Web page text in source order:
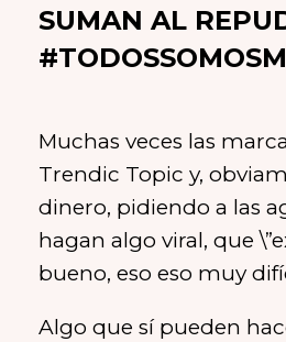
SUMAN AL
Muchas veces las
Trendic Topic y,
dinero, pidiendo a las
hagan algo viral, que
bueno, eso eso muy
Algo que sí pueden